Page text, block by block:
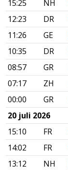
15:25
NH
12:23
DR
11:26
GE
10:35
DR
08:57
GR
07:17
ZH
00:00
GR
20 juli 2026
15:10
FR
14:02
FR
13:12
NH